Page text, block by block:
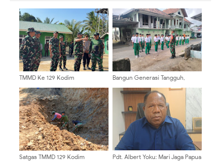
TMMD Ke 129 Kodim
Dari Tim Wasev Mabesad
Bangun Generasi Tangguh,
Pelatihan PBB kepada Siswa MI
Nurul Islam 1
Satgas TMMD 129 Kodim
Pdt. Albert Yoku: Mari Jaga Papua